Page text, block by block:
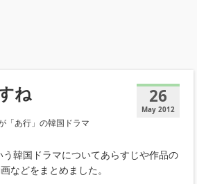
26
May 2012
ね
「あ行」の韓国ドラマ
韓国ドラマについてあらすじや作品の
などをまとめました。